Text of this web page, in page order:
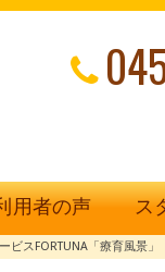
用者の声 ス
ビスFORTUNA「療育風景」